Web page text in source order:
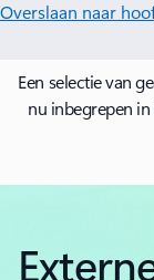
Overslaan naar
Een selectie van
nu inbegrepen